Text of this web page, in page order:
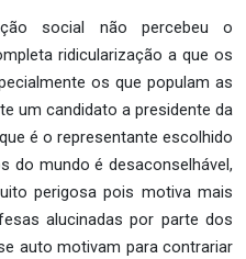
social não percebeu o
ridicularização a que os
os que populam as
um candidato a presidente da
é o representante escolhido
do mundo é desaconselhável,
perigosa pois motiva mais
alucinadas por parte dos
auto motivam para contrariar